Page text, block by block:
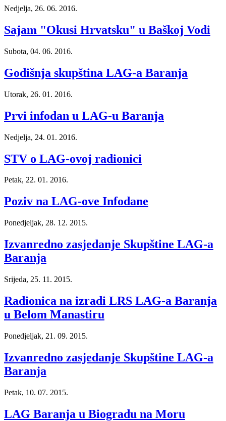
Nedjelja, 26. 06. 2016.
Sajam "Okusi Hrvatsku" u Baškoj Vodi
Subota, 04. 06. 2016.
Godišnja skupština LAG-a Baranja
Utorak, 26. 01. 2016.
Prvi infodan u LAG-u Baranja
Nedjelja, 24. 01. 2016.
STV o LAG-ovoj radionici
Petak, 22. 01. 2016.
Poziv na LAG-ove Infodane
Ponedjeljak, 28. 12. 2015.
Izvanredno zasjedanje Skupštine LAG-a
Baranja
Srijeda, 25. 11. 2015.
Radionica na izradi LRS LAG-a Baranja
u Belom Manastiru
Ponedjeljak, 21. 09. 2015.
Izvanredno zasjedanje Skupštine LAG-a
Baranja
Petak, 10. 07. 2015.
LAG Baranja u Biogradu na Moru